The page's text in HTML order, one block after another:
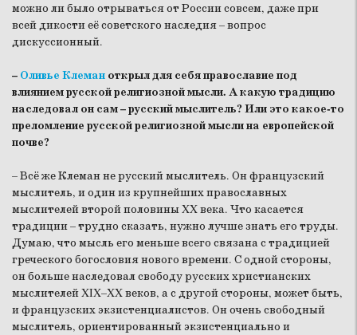
можно ли было отрываться от России совсем, даже при
всей дикости её советского наследия – вопрос
дискуссионный.
– Оливье Клеман открыл для себя православие под
влиянием русской религиозной мысли. А какую традицию
наследовал он сам – русский мыслитель? Или это какое-то
преломление русской религиозной мысли на европейской
почве?
– Всё же Клеман не русский мыслитель. Он французский
мыслитель, и один из крупнейших православных
мыслителей второй половины XX века. Что касается
традиции – трудно сказать, нужно лучше знать его труды.
Думаю, что мысль его меньше всего связана с традицией
греческого богословия нового времени. С одной стороны,
он больше наследовал свободу русских христианских
мыслителей XIX–XX веков, а с другой стороны, может быть,
и французских экзистенциалистов. Он очень свободный
мыслитель, ориентированный экзистенциально и